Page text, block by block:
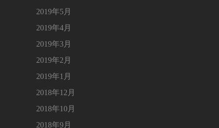
2019年5月
2019年4月
2019年3月
2019年2月
2019年1月
2018年12月
2018年10月
2018年9月